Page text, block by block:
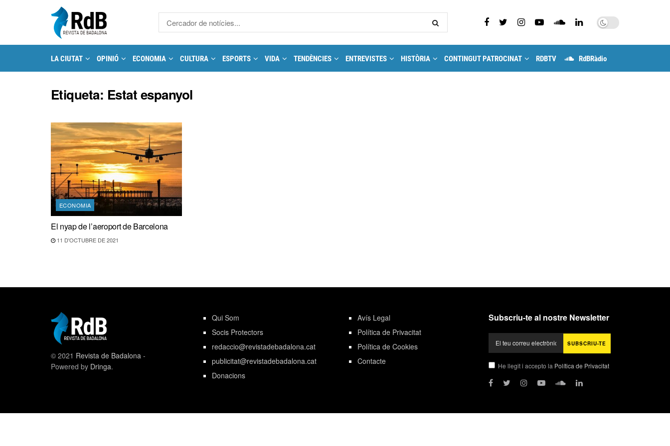
LA CIUTAT OPINIÓ ECONOMIA CULTURA ESPORTS VIDA TENDÈNCIES ENTREVISTES HISTÒRIA CONTINGUT PATROCINAT RDBTV RdBRàdio
Etiqueta: Estat espanyol
ECONOMIA
El nyap de l’aeroport de Barcelona
11 D'OCTUBRE DE 2021
© 2021 Revista de Badalona -
Powered by Dringa.
Qui Som
Socis Protectors
redaccio@revistadebadalona.cat
publicitat@revistadebadalona.cat
Donacions
Avís Legal
Política de Privacitat
Política de Cookies
Contacte
Subscriu-te al nostre Newsletter
He llegit i accepto la Política de Privacitat